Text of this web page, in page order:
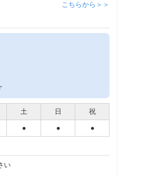
こちらから＞＞
土 日 祝
● ● ●
い